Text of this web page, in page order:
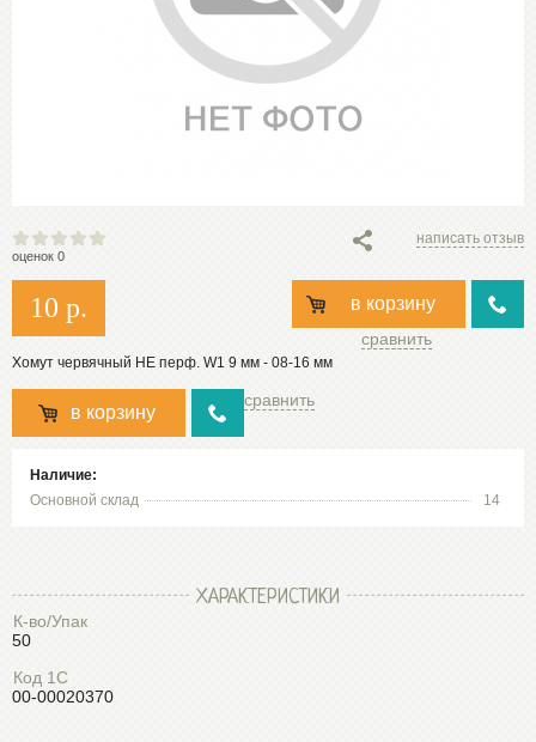
оценок 0
написать отзыв
10 р. в корзину
сравнить
Хомут червячный НЕ перф. W1 9 мм - 08-16 мм
в корзину
сравнить
Наличие:
Основной склад
14
ХАРАКТЕРИСТИКИ
К-во/Упак
50
Код 1С
00-00020370